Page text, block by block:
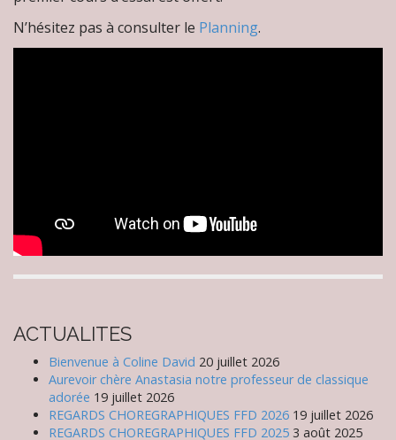
N’hésitez pas à consulter le Planning.
ACTUALITES
Bienvenue à Coline David 20 juillet 2026
Aurevoir chère Anastasia notre professeur de classique
adorée 19 juillet 2026
REGARDS CHOREGRAPHIQUES FFD 2026 19 juillet 2026
REGARDS CHOREGRAPHIQUES FFD 2025 3 août 2025